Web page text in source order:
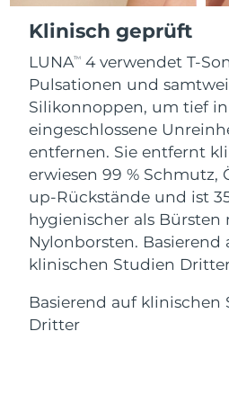
Klinisch geprüft
LUNATM 4 verwendet T-
Pulsationen und
Silikonnoppen, um tief
eingeschlossene
entfernen. Sie entfernt
erwiesen 99 % Schmutz,
up-Rückstände und ist
hygienischer als Bürsten
Nylonborsten. Basierend
klinischen Studien
Basierend auf klinischen
Dritter
For healthy hair
Kosmetik
Kaufe alles
FOREO APP
ÜBER
Gibraltar
Griechenland
Sonderverwaltungsregion
Hongkong
Ungarn
Island
Indonesien